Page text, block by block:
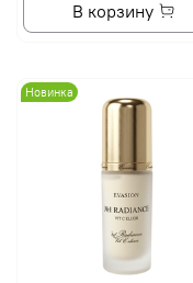
В корзину
Новинка